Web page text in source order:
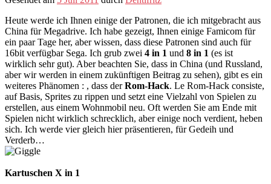
Heute werde ich Ihnen einige der Patronen, die ich mitgebracht aus
China für Megadrive. Ich habe gezeigt, Ihnen einige Famicom für
ein paar Tage her, aber wissen, dass diese Patronen sind auch für
16bit verfügbar Sega. Ich grub zwei 4 in 1 und 8 in 1 (es ist
wirklich sehr gut). Aber beachten Sie, dass in China (und Russland,
aber wir werden in einem zukünftigen Beitrag zu sehen), gibt es ein
weiteres Phänomen : , dass derRom-Hack. Le Rom-Hack consiste,
auf Basis, Sprites zu rippen und setzt eine Vielzahl von Spielen zu
erstellen, aus einem Wohnmobil neu. Oft werden Sie am Ende mit
Spielen nicht wirklich schrecklich, aber einige noch verdient, heben
sich. Ich werde vier gleich hier präsentieren, für Gedeih und
Verderb…
Kartuschen X in 1